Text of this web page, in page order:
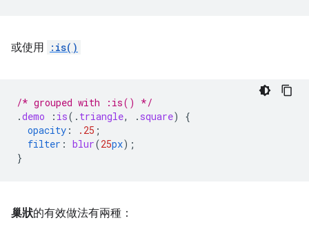
或使用 :is()
/* grouped with :is() */
.demo : is( . triangle, . square)
{
opacity : .25 ;
filter : blur(25px);
}
巢狀的有效做法有兩種：